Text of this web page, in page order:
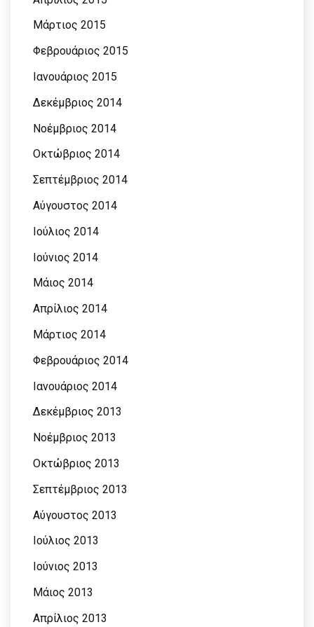
Μάρτιος 2015
Φεβρουάριος 2015
Ιανουάριος 2015
Δεκέμβριος 2014
Νοέμβριος 2014
Οκτώβριος 2014
Σεπτέμβριος 2014
Αύγουστος 2014
Ιούλιος 2014
Ιούνιος 2014
Μάιος 2014
Απρίλιος 2014
Μάρτιος 2014
Φεβρουάριος 2014
Ιανουάριος 2014
Δεκέμβριος 2013
Νοέμβριος 2013
Οκτώβριος 2013
Σεπτέμβριος 2013
Αύγουστος 2013
Ιούλιος 2013
Ιούνιος 2013
Μάιος 2013
Απρίλιος 2013